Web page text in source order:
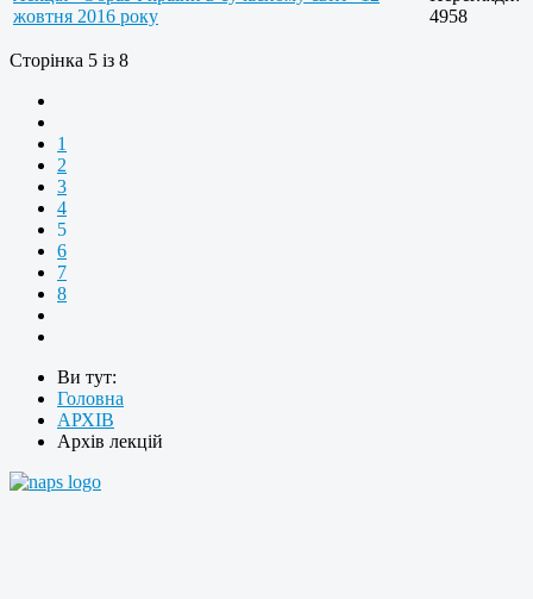
жовтня 2016 року
4958
Сторінка 5 із 8
1
2
3
4
5
6
7
8
Ви тут:
Головна
АРХІВ
Архів лекцій